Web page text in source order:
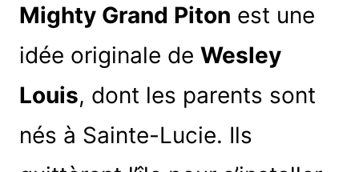
Mighty Grand Piton est une
idée originale de Wesley
Louis, dont les parents sont
nés à Sainte-Lucie. Ils